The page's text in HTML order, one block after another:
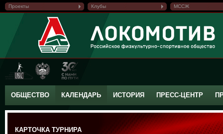
Проекты Клубы МССЖ
ОБЩЕСТВО КАЛЕНДАРЬ ИСТОРИЯ ПРЕСС-ЦЕНТР
КАРТОЧКА ТУРНИРА